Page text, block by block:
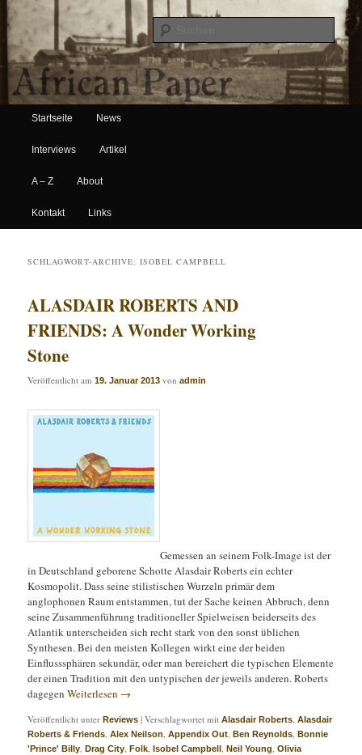
African Paper
Hauptmenü
Zum Inhalt wechseln
Zum sekundären Inhalt wechseln
Startseite News
Interviews Artikel
A – Z About
Kontakt Links
SCHLAGWORT-ARCHIVE:ISOBEL CAMPBELL
ALASDAIR ROBERTS AND
FRIENDS: A Wonder Working
Stone
Veröffentlicht am19. Januar 2013 vonadmin
Gemessen an seinem Folk-Image ist der
in Deutschland geborene Schotte Alasdair Roberts ein echter
Kosmopolit. Dass seine stilistischen Wurzeln primär dem
anglophonen Raum entstammen, tut der Sache keinen Abbruch, denn
seine Zusammenführung traditioneller Spielweisen beiderseits des
Atlantik unterscheiden sich recht stark von den sonst üblichen
Synthesen. Bei den meisten Kollegen wirkt eine der beiden
Einflusssphären sekundär, oder man bereichert die typischen Elemente
der einen Tradition mit den untypischen der jeweils anderen. Roberts
dagegenWeiterlesen →
Veröffentlicht unter Reviews |Verschlagwortet mit Alasdair Roberts ,Alasdair
Roberts & Friends ,Alex Neilson ,Appendix Out ,Ben Reynolds ,Bonnie
'Prince' Billy ,Drag City ,Folk ,Isobel Campbell ,Neil Young ,Olivia